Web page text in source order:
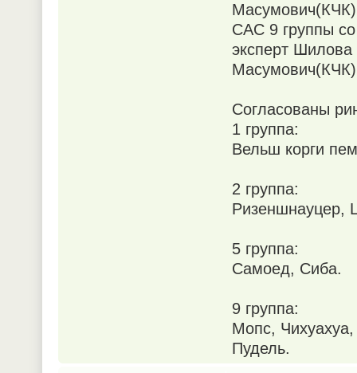
САС 9 группы
эксперт
Согласованы
1 группа:
Вельш корги
2 группа:
Ризеншнауцер,
5 группа:
Самоед, Сиба.
9 группа:
Мопс,
Пудель.